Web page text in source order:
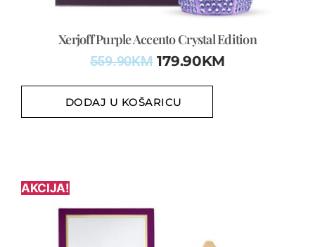
Xerjoff Purple Accento Crystal Edition
559.90KM 179.90KM
DODAJ U KOŠARICU
AKCIJA!